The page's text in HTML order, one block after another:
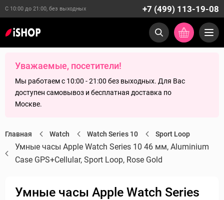
С 10:00 до 21:00, без выходных +7 (499) 113-19-08
Уважаемые, посетители!
Мы работаем с 10:00 - 21:00 без выходных. Для Вас
доступен самовывоз и бесплатная доставка по
Москве.
Главная Watch Watch Series 10 Sport Loop
Умные часы Apple Watch Series 10 46 мм, Aluminium
Case GPS+Cellular, Sport Loop, Rose Gold
Умные часы Apple Watch Series